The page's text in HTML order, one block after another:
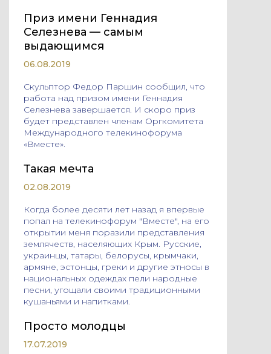
Приз имени Геннадия
Селезнева — самым
выдающимся
06.08.2019
Cкульптор Федор Паршин сообщил, что
работа над призом имени Геннадия
Селезнева завершается. И скоро приз
будет представлен членам Оргкомитета
Международного телекинофорума
«Вместе».
Такая мечта
02.08.2019
Когда более десяти лет назад я впервые
попал на телекинофорум "Вместе", на его
открытии меня поразили представления
землячеств, населяющих Крым. Русские,
украинцы, татары, белорусы, крымчаки,
армяне, эстонцы, греки и другие этносы в
национальных одеждах пели народные
песни, угощали своими традиционными
кушаньями и напитками.
Просто молодцы
17.07.2019